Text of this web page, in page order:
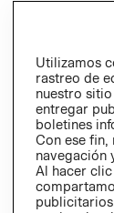
Utilizamos
rastreo de
nuestro
entregar
boletines
Con ese
navegación
Al hacer clic